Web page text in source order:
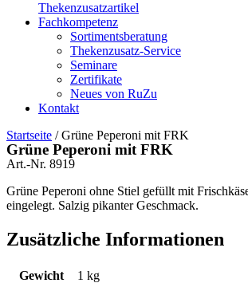
Thekenzusatzartikel
Fachkompetenz
Sortimentsberatung
Thekenzusatz-Service
Seminare
Zertifikate
Neues von RuZu
Kontakt
Startseite / Grüne Peperoni mit FRK
Grüne Peperoni mit FRK
Art.-Nr. 8919
Grüne Peperoni ohne Stiel gefüllt mit
eingelegt. Salzig pikanter Geschmack.
Zusätzliche Informationen
Gewicht 1 kg